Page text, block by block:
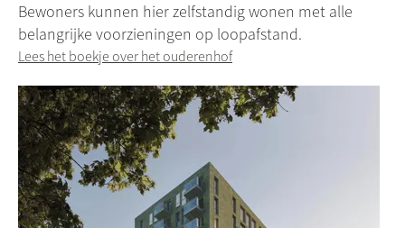
Bewoners kunnen hier zelfstandig wonen met alle
belangrijke voorzieningen op loopafstand.
Lees het boekje over het ouderenhof